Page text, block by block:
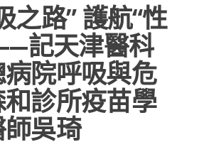
之路” 護航“性
記天津醫科
院呼吸與危
診所疫苗學
吳琦